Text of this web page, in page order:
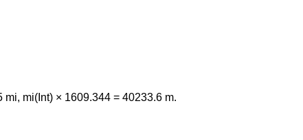
mi(Int) × 1609.344 = 40233.6 m.